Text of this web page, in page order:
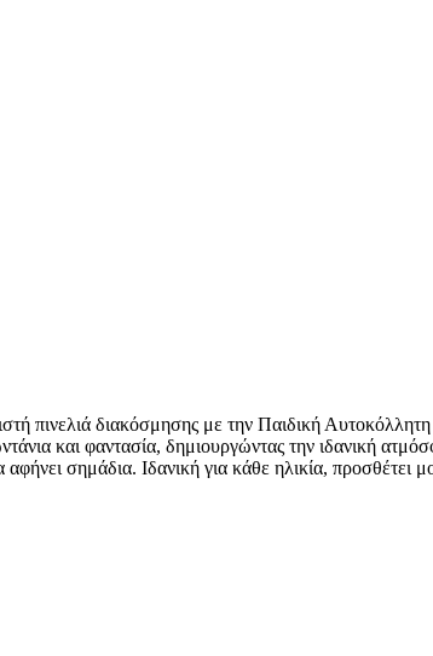
πινελιά διακόσμησης με την Παιδική
και φαντασία, δημιουργώντας την ιδανική
σημάδια. Ιδανική για κάθε ηλικία,